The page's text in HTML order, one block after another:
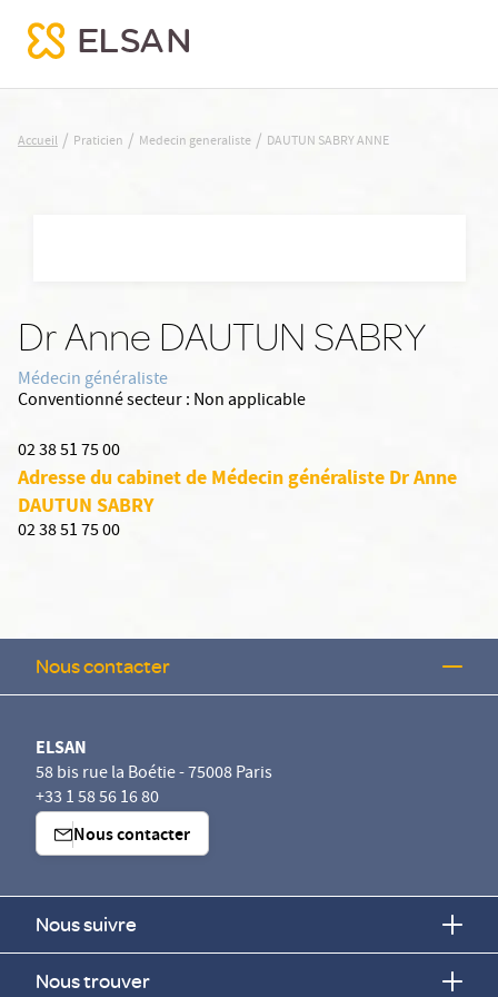
DAUTUN SABRY ANNE
Accueil / Praticien / Medecin generaliste / DAUTUN SABRY ANNE
Dr Anne DAUTUN SABRY
Médecin généraliste
Conventionné secteur : Non applicable
02 38 51 75 00
Adresse du cabinet de Médecin généraliste Dr Anne
DAUTUN SABRY
02 38 51 75 00
Nous contacter
ELSAN
58 bis rue la Boétie - 75008 Paris
+33 1 58 56 16 80
Nous contacter
Nous suivre
Nous trouver